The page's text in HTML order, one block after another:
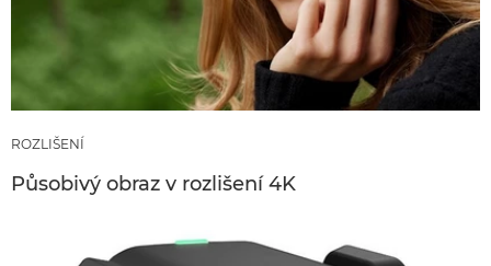
ROZLIŠENÍ
Působivý obraz v rozlišení 4K